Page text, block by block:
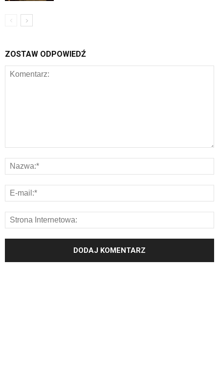
ZOSTAW ODPOWIEDŹ